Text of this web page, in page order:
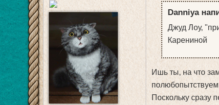
Danniya
Джуд Лоу,
Карениной
Ишь ты, на что
Поскольку сразу